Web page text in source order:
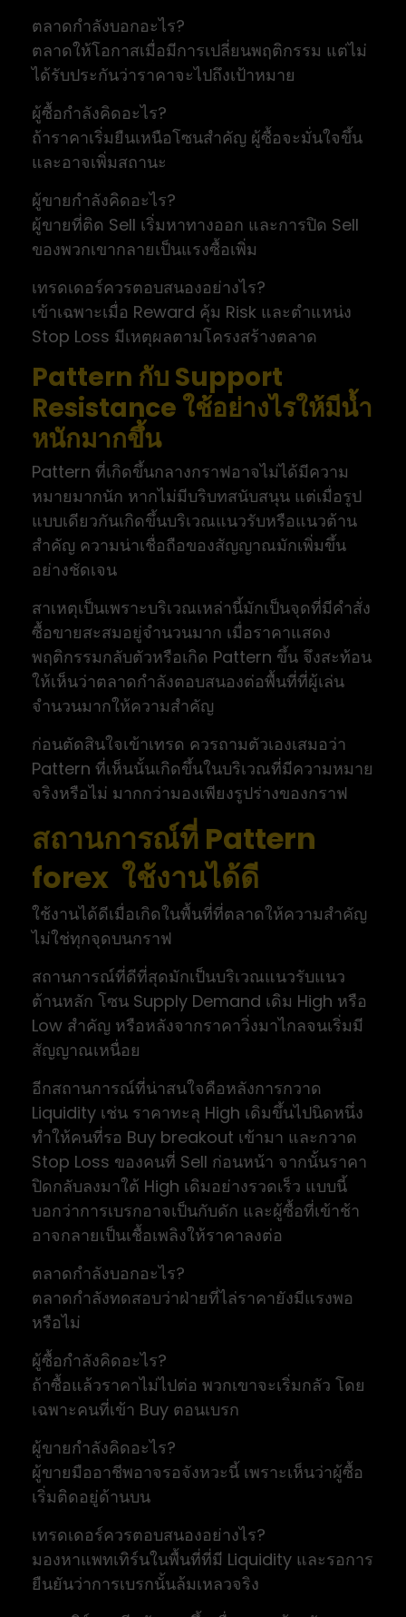
ตลาดกำลังบอกอะไร?
ตลาดให้โอกาสเมื่อมีการเปลี่ยนพฤติกรรม แต่ไม่
ได้รับประกันว่าราคาจะไปถึงเป้าหมาย
ผู้ซื้อกำลังคิดอะไร?
ถ้าราคาเริ่มยืนเหนือโซนสำคัญ ผู้ซื้อจะมั่นใจขึ้น
และอาจเพิ่มสถานะ
ผู้ขายกำลังคิดอะไร?
ผู้ขายที่ติด Sell เริ่มหาทางออก และการปิด Sell
ของพวกเขากลายเป็นแรงซื้อเพิ่ม
เทรดเดอร์ควรตอบสนองอย่างไร?
เข้าเฉพาะเมื่อ Reward คุ้ม Risk และตำแหน่ง
Stop Loss มีเหตุผลตามโครงสร้างตลาด
Pattern กับ Support
Resistance ใช้อย่างไรให้มีน้ำ
หนักมากขึ้น
Pattern ที่เกิดขึ้นกลางกราฟอาจไม่ได้มีความ
หมายมากนัก หากไม่มีบริบทสนับสนุน แต่เมื่อรูป
แบบเดียวกันเกิดขึ้นบริเวณแนวรับหรือแนวต้าน
สำคัญ ความน่าเชื่อถือของสัญญาณมักเพิ่มขึ้น
อย่างชัดเจน
สาเหตุเป็นเพราะบริเวณเหล่านี้มักเป็นจุดที่มีคำสั่ง
ซื้อขายสะสมอยู่จำนวนมาก เมื่อราคาแสดง
พฤติกรรมกลับตัวหรือเกิด Pattern ขึ้น จึงสะท้อน
ให้เห็นว่าตลาดกำลังตอบสนองต่อพื้นที่ที่ผู้เล่น
จำนวนมากให้ความสำคัญ
ก่อนตัดสินใจเข้าเทรด ควรถามตัวเองเสมอว่า
Pattern ที่เห็นนั้นเกิดขึ้นในบริเวณที่มีความหมาย
จริงหรือไม่ มากกว่ามองเพียงรูปร่างของกราฟ
สถานการณ์ที่ Pattern
forex ใช้งานได้ดี
ใช้งานได้ดีเมื่อเกิดในพื้นที่ที่ตลาดให้ความสำคัญ
ไม่ใช่ทุกจุดบนกราฟ
สถานการณ์ที่ดีที่สุดมักเป็นบริเวณแนวรับแนว
ต้านหลัก โซน Supply Demand เดิม High หรือ
Low สำคัญ หรือหลังจากราคาวิ่งมาไกลจนเริ่มมี
สัญญาณเหนื่อย
อีกสถานการณ์ที่น่าสนใจคือหลังการกวาด
Liquidity เช่น ราคาทะลุ High เดิมขึ้นไปนิดหนึ่ง
ทำให้คนที่รอ Buy breakout เข้ามา และกวาด
Stop Loss ของคนที่ Sell ก่อนหน้า จากนั้นราคา
ปิดกลับลงมาใต้ High เดิมอย่างรวดเร็ว แบบนี้
บอกว่าการเบรกอาจเป็นกับดัก และผู้ซื้อที่เข้าช้า
อาจกลายเป็นเชื้อเพลิงให้ราคาลงต่อ
ตลาดกำลังบอกอะไร?
ตลาดกำลังทดสอบว่าฝ่ายที่ไล่ราคายังมีแรงพอ
หรือไม่
ผู้ซื้อกำลังคิดอะไร?
ถ้าซื้อแล้วราคาไม่ไปต่อ พวกเขาจะเริ่มกลัว โดย
เฉพาะคนที่เข้า Buy ตอนเบรก
ผู้ขายกำลังคิดอะไร?
ผู้ขายมืออาชีพอาจรอจังหวะนี้ เพราะเห็นว่าผู้ซื้อ
เริ่มติดอยู่ด้านบน
เทรดเดอร์ควรตอบสนองอย่างไร?
มองหาแพทเทิร์นในพื้นที่ที่มี Liquidity และรอการ
ยืนยันว่าการเบรกนั้นล้มเหลวจริง